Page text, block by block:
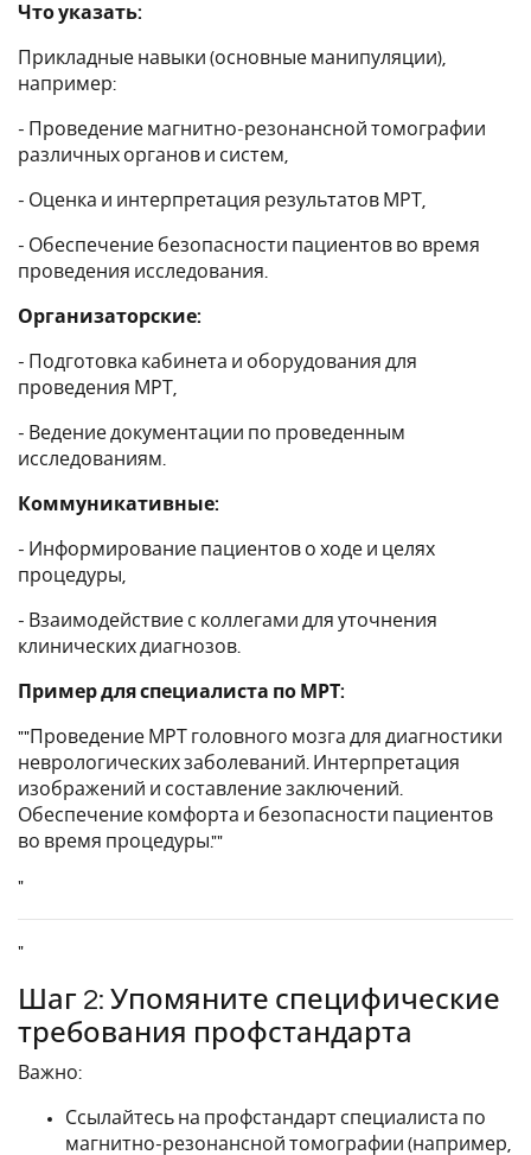
Что указать:
Прикладные навыки (основные манипуляции),
например:
- Проведение магнитно-резонансной томографии
различных органов и систем,
- Оценка и интерпретация результатов МРТ,
- Обеспечение безопасности пациентов во время
проведения исследования.
Организаторские:
- Подготовка кабинета и оборудования для
проведения МРТ,
- Ведение документации по проведенным
исследованиям.
Коммуникативные:
- Информирование пациентов о ходе и целях
процедуры,
- Взаимодействие с коллегами для уточнения
клинических диагнозов.
Пример для специалиста по МРТ:
""Проведение МРТ головного мозга для диагностики
неврологических заболеваний. Интерпретация
изображений и составление заключений.
Обеспечение комфорта и безопасности пациентов
во время процедуры.""
"
"
Шаг 2: Упомяните специфические
требования профстандарта
Важно:
Ссылайтесь на профстандарт специалиста по
магнитно-резонансной томографии (например,